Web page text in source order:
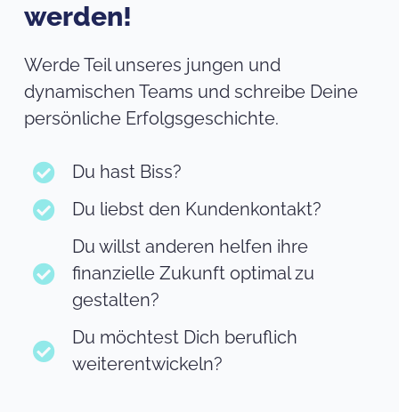
werden!
Werde Teil unseres jungen und
dynamischen Teams und schreibe Deine
persönliche Erfolgsgeschichte.
Du hast Biss?
Du liebst den Kundenkontakt?
Du willst anderen helfen ihre
finanzielle Zukunft optimal zu
gestalten?
Du möchtest Dich beruflich
weiterentwickeln?